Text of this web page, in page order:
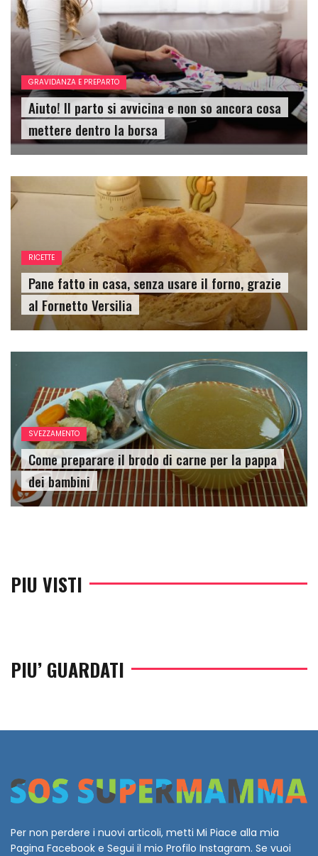
GRAVIDANZA E PREPARTO
Aiuto! Il parto si avvicina e non so ancora cosa
mettere dentro la borsa
RICETTE
Pane fatto in casa, senza usare il forno, grazie
al Fornetto Versilia
SVEZZAMENTO
Come preparare il brodo di carne per la pappa
dei bambini
PIU VISTI
PIU’ GUARDATI
Per non perdere i nuovi articoli, metti Mi Piace alla mia
Pagina Facebook e Segui il mio Profilo Instagram. Se vuoi